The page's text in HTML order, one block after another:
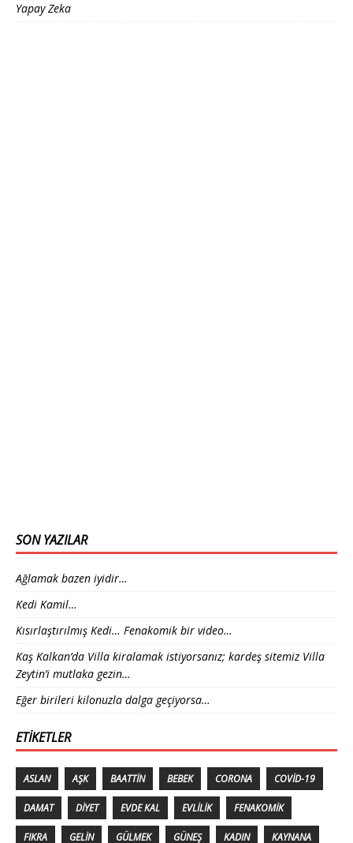
Yapay Zeka
SON YAZILAR
Ağlamak bazen iyidir…
Kedi Kamil…
Kısırlaştırılmış Kedi… Fenakomik bir video…
Kaş Kalkan’da Villa kiralamak istiyorsanız; kardeş sitemiz Villa
Zeytin’i mutlaka gezin…
Eğer birileri kilonuzla dalga geçiyorsa…
ETIKETLER
ASLAN AŞK BAATTIN BEBEK CORONA COVID-19
DAMAT DIYET EVDE KAL EVLILIK FENAKOMIK
FIKRA GELIN GÜLMEK GÜNEŞ KADIN KAYNANA